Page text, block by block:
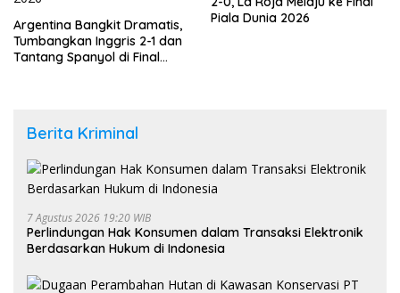
Argentina Bangkit Dramatis,
Tumbangkan Inggris 2-1 dan
Tantang Spanyol di Final
Piala Dunia 2026
Berita Kriminal
7 Agustus 2026 19:20 WIB
Perlindungan Hak Konsumen dalam Transaksi Elektronik
Berdasarkan Hukum di Indonesia